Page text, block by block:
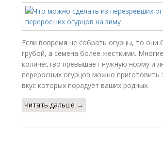
Если вовремя не собрать огурцы, то они
грубой, а семена более жесткими.
количество превышает нужную норму и
переросших огурцов можно приготовить
вкус которых порадует ваших родных.
Читать дальше →